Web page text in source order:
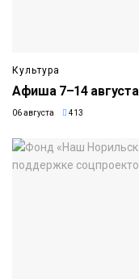
Культура
Афиша 7–14 августа
06 августа 413